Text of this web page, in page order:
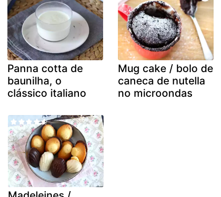
Panna cotta de
baunilha, o
clássico italiano
Mug cake / bolo de
caneca de nutella
no microondas